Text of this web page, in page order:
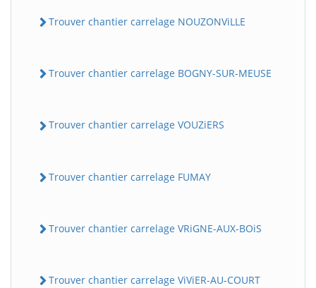
Trouver chantier carrelage NOUZONViLLE
Trouver chantier carrelage BOGNY-SUR-MEUSE
Trouver chantier carrelage VOUZiERS
Trouver chantier carrelage FUMAY
Trouver chantier carrelage VRiGNE-AUX-BOiS
Trouver chantier carrelage ViViER-AU-COURT